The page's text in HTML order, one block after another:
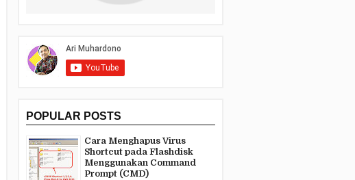
POPULAR POSTS
Cara Menghapus Virus
Shortcut pada Flashdisk
Menggunakan Command
Prompt (CMD)